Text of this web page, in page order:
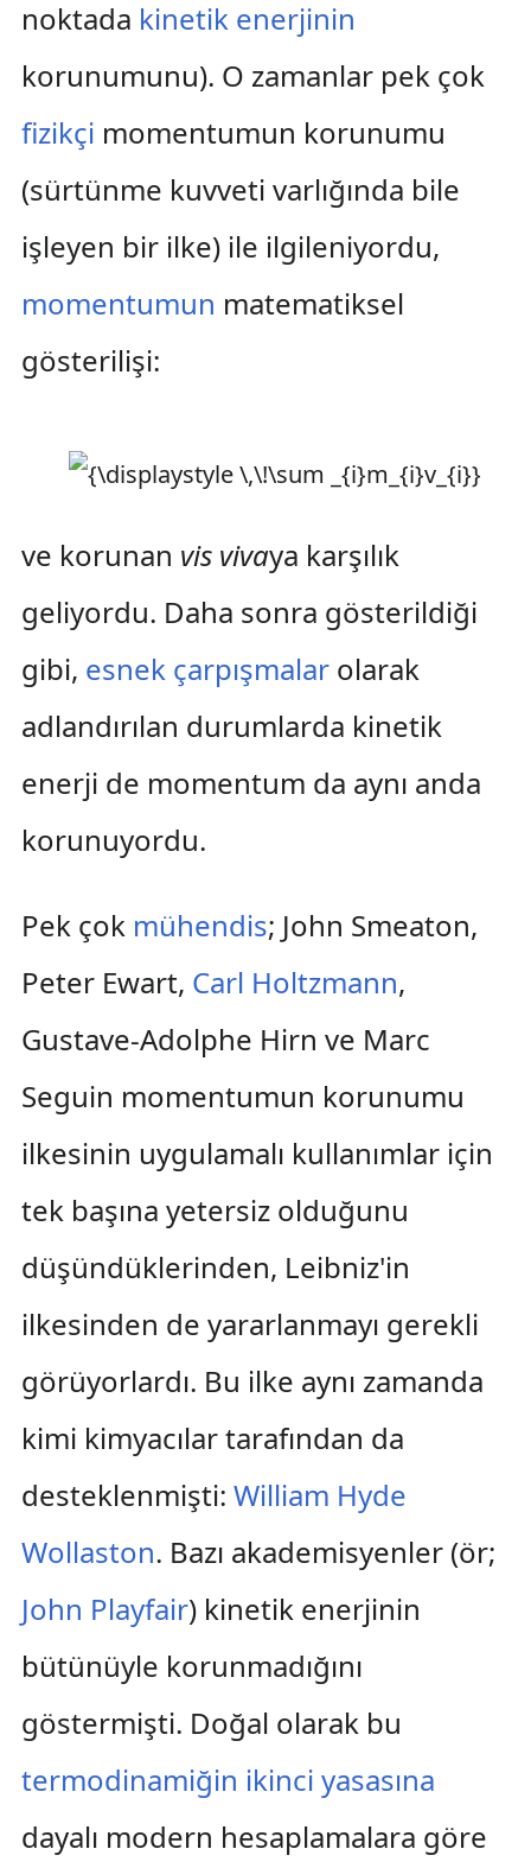
noktada kinetik enerjinin
korunumunu). O zamanlar pek çok
fizikçi momentumun korunumu
(sürtünme kuvveti varlığında bile
işleyen bir ilke) ile ilgileniyordu,
momentumun matematiksel
gösterilişi:
ve korunan vis vivaya karşılık
geliyordu. Daha sonra gösterildiği
gibi, esnek çarpışmalarolarak
adlandırılan durumlarda kinetik
enerji de momentum da aynı anda
korunuyordu.
Pek çok mühendis; John Smeaton,
Peter Ewart, Carl Holtzmann,
Gustave-Adolphe Hirn ve Marc
Seguin momentumun korunumu
ilkesinin uygulamalı kullanımlar için
tek başına yetersiz olduğunu
düşündüklerinden, Leibniz'in
ilkesinden de yararlanmayı gerekli
görüyorlardı. Bu ilke aynı zamanda
kimi kimyacılar tarafından da
desteklenmişti: William Hyde
Wollaston. Bazı akademisyenler (ör;
John Playfair) kinetik enerjinin
bütünüyle korunmadığını
göstermişti. Doğal olarak bu
termodinamiğin ikinci yasasına
dayalı modern hesaplamalara göre